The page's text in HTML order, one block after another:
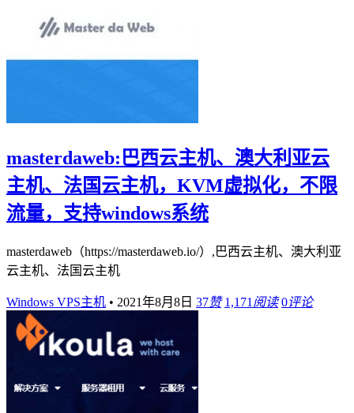
masterdaweb:巴西云主机、澳大利亚云
主机、法国云主机，KVM虚拟化，不限
流量，支持windows系统
masterdaweb（https://masterdaweb.io/）,巴西云主机、澳大利亚
云主机、法国云主机
Windows VPS主机 • 2021年8月8日 37赞 1,171 阅读 0评论